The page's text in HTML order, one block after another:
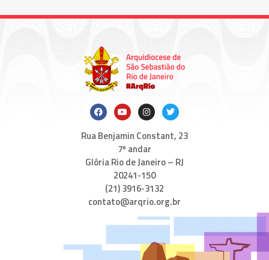
Rua Benjamin Constant, 23
7º andar
Glória Rio de Janeiro – RJ
20241-150
(21) 3916-3132
contato@arqrio.org.br